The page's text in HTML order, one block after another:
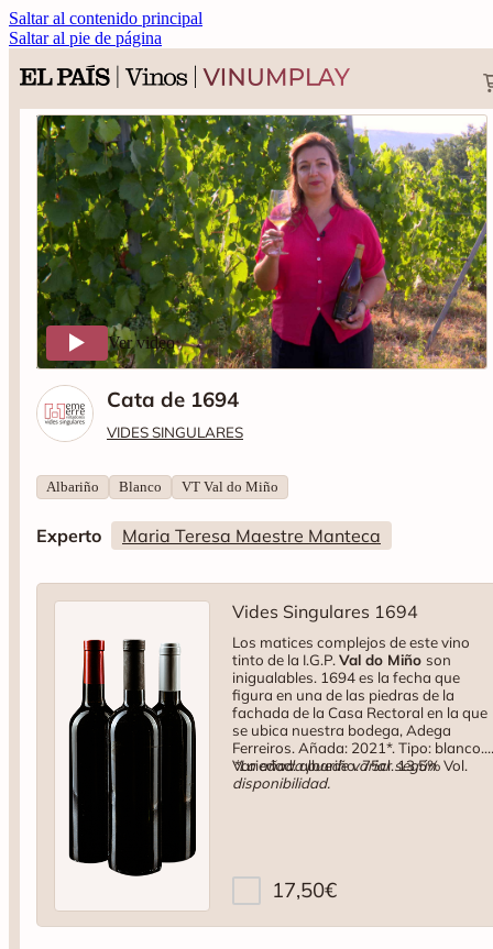
Saltar al contenido principal
Saltar al pie de página
Ver video
Cata de 1694
VIDES SINGULARES
Albariño Blanco VT Val do Miño
Experto Maria Teresa Maestre Manteca
Vides Singulares 1694
Los matices complejos de este vino
tinto de la I.G.P. Val do Miño son
inigualables. 1694 es la fecha que
figura en una de las piedras de la
fachada de la Casa Rectoral en la que
se ubica nuestra bodega, Adega
Ferreiros. Añada: 2021*. Tipo: blanco.
Variedad: albariño. 75cl. 13,5% Vol.
*La añada puede variar según
disponibilidad.
por
17,50€